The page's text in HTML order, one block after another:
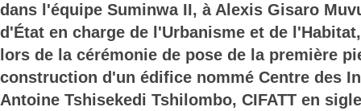
dans l'équipe Suminwa II, à Alexis Gisaro
d'État en charge de l'Urbanisme et de
lors de la cérémonie de pose de la première
construction d'un édifice nommé Centre des
Antoine Tshisekedi Tshilombo, CIFATT en